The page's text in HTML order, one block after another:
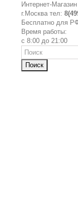
Интернет-
г.Москва тел:
Бесплатно для
Время работы:
с 8:00 до 21:00
Поиск